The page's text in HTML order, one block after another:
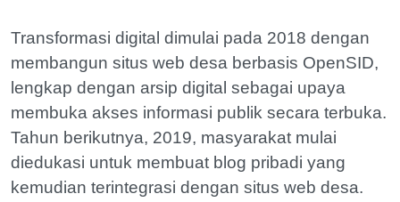
Transformasi digital dimulai pada 2018 dengan
membangun situs web desa berbasis OpenSID,
lengkap dengan arsip digital sebagai upaya
membuka akses informasi publik secara terbuka.
Tahun berikutnya, 2019, masyarakat mulai
diedukasi untuk membuat blog pribadi yang
kemudian terintegrasi dengan situs web desa.